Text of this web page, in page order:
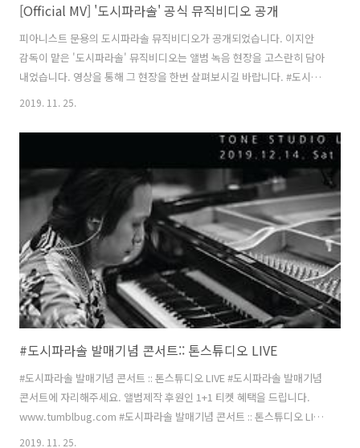
[Official MV] '도시파라솔' 공식 뮤직비디오 공개
피아니스트 문용의 도시파라솔 뮤직비디오가 공개되었습니다. 이지안
감독이 맡은 '도시파라솔' 뮤직비디오는 앨범 녹음 현장을 고스란히 담아
내었습니다. 영상을 통해 그 현장을 한번 살펴보시길 바랍니다. #도시파
라솔 앨범 발매기념 콘서트: 톤스튜디오 LIVE 일시; 2019.12.14.(토) 오
매: https://tumblbug.com/livedosifalasol #도시파라솔 발매기념 콘
서트 :: 톤스튜디오 LIVE #도시파라솔 발매기념 콘서트에 자리해주세요.
앨범제작 후원인 1+1 티켓 혜택을 드립니다. www.tumblbug.com 멜
론 Melon: https://www.melon.com/album/detail.ht... 애..
2019. 11. 25.
#도시파라솔 발매기념 콘서트:: 톤스튜디오 LIVE
#도시파라솔 발매기념 콘서트 :: 톤스튜디오 LIVE #도시파라솔 발매기념
콘서트에 자리해주세요. 앨범제작 후원인 1+1 티켓 혜택을 드립니다.
www.tumblbug.com #도시파라솔 발매기념 콘서트 :: 톤스튜디오 LIVE
2019. 11. 25.